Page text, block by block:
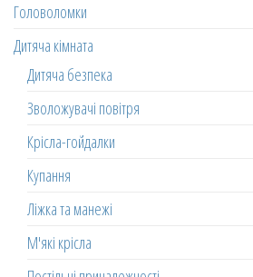
Головоломки
Дитяча кімната
Дитяча безпека
Зволожувачі повітря
Крісла-гойдалки
Купання
Ліжка та манежі
М'які крісла